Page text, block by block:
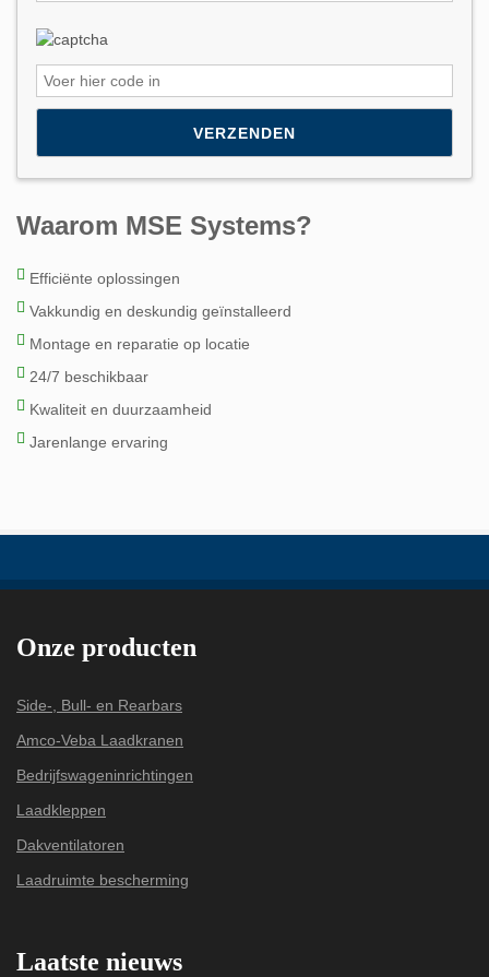
Waarom MSE Systems?
Efficiënte oplossingen
Vakkundig en deskundig geïnstalleerd
Montage en reparatie op locatie
24/7 beschikbaar
Kwaliteit en duurzaamheid
Jarenlange ervaring
Onze producten
Side-, Bull- en Rearbars
Amco-Veba Laadkranen
Bedrijfswageninrichtingen
Laadkleppen
Dakventilatoren
Laadruimte bescherming
Laatste nieuws